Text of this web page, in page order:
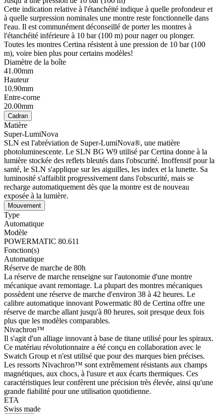
Cette indication relative à l'étanchéité indique à quelle profondeur et
à quelle surpression nominales une montre reste fonctionnelle dans
l'eau. Il est communément déconseillé de porter les montres à
l'étanchéité inférieure à 10 bar (100 m) pour nager ou plonger.
Toutes les montres Certina résistent à une pression de 10 bar (100
m), voire bien plus pour certains modèles!
Diamètre de la boîte
41.00mm
Hauteur
10.90mm
Entre-corne
20.00mm
Cadran
Matière
Super-LumiNova
SLN est l'abréviation de Super-LumiNova®, une matière
photoluminescente. Le SLN BG W9 utilisé par Certina donne à la
lumière stockée des reflets bleutés dans l'obscurité. Inoffensif pour la
santé, le SLN s'applique sur les aiguilles, les index et la lunette. Sa
luminosité s'affaiblit progressivement dans l'obscurité, mais se
recharge automatiquement dès que la montre est de nouveau
exposée à la lumière.
Mouvement
Type
Automatique
Modèle
POWERMATIC 80.611
Fonction(s)
Automatique
Réserve de marche de 80h
La réserve de marche renseigne sur l'autonomie d'une montre
mécanique avant remontage. La plupart des montres mécaniques
possèdent une réserve de marche d'environ 38 à 42 heures. Le
calibre automatique innovant Powermatic 80 de Certina offre une
réserve de marche allant jusqu'à 80 heures, soit presque deux fois
plus que les modèles comparables.
Nivachron™
Il s'agit d'un alliage innovant à base de titane utilisé pour les spiraux.
Ce matériau révolutionnaire a été conçu en collaboration avec le
Swatch Group et n'est utilisé que pour des marques bien précises.
Les ressorts Nivachron™ sont extrêmement résistants aux champs
magnétiques, aux chocs, à l'usure et aux écarts thermiques. Ces
caractéristiques leur confèrent une précision très élevée, ainsi qu'une
grande fiabilité pour une utilisation quotidienne.
ETA
Swiss made